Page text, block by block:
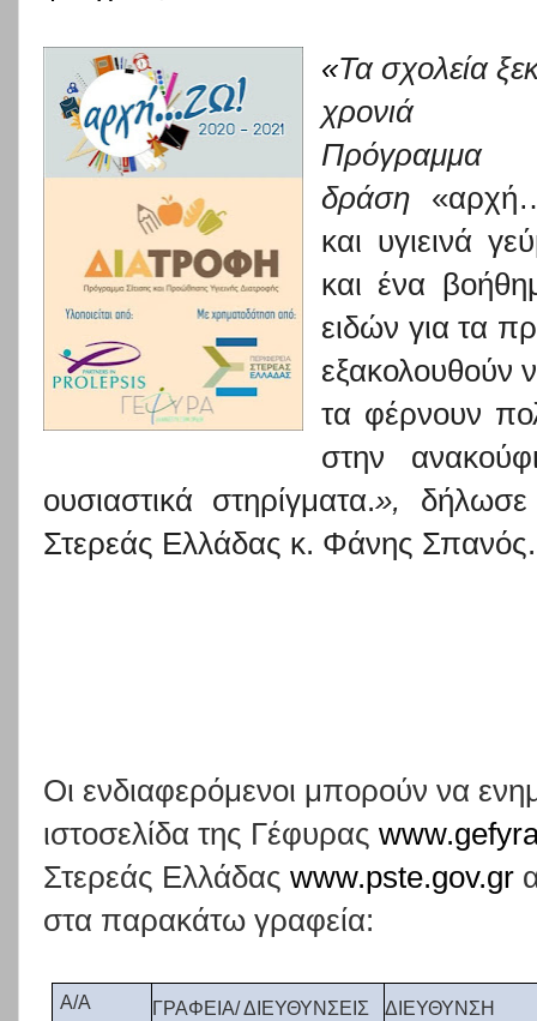
«Τα σχολεία
χρονιά
δράση
και υγιεινά
και ένα
ειδών για τα
εξακολουθούν
τα φέρνουν
στην
ουσιαστικά στηρίγματα.»,
δήλωσε
Στερεάς Ελλάδας κ. Φάνης
Οι ενδιαφερόμενοι μπορούν να
ιστοσελίδα της Γέφυρας
Στερεάς Ελλάδας www.pste.gov.gr
στα παρακάτω γραφεία:
Α/Α ΓΡΑΦΕΙΑ/ ΔΙΕΥΘΥΝΣΕΙΣ ΔΙΕΥΘΥΝΣΗ